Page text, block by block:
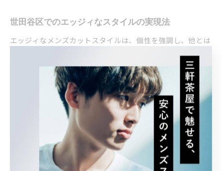
世田谷区でのエッジィなスタイルの実現法
エッジィなメンズカットスタイルは、個性を強調し、他とは
一線を画した印象を与えます。世田谷区のサロンでは、最新
のトレンドを取り入れたエッジィなスタイルの提案が充実し
ています。例えば、モダンなフェードスタイルにアヴァンギ
ャルドなデザインを加えたり、独自のカラーリングを組み合
わせることにより、より際立ったスタイルを実現することが
できます。スタイリストの豊富な経験と技術力を活用し、他
にはないオリジナルのスタイルを作り上げることが可能で
す。また、ヘアスタイルだけでなく、シーンに合わせたトー
タルなスタイリングを考慮することで、生活全体のクオリテ